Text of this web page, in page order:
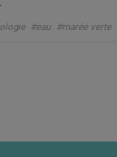
#eau #marée verte